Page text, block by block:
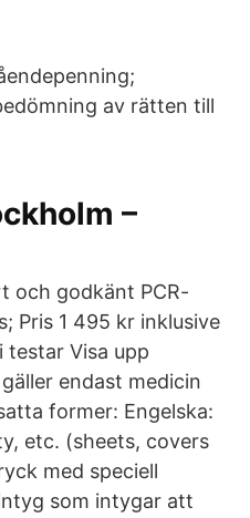
av rätten till
–
och godkänt PCR-
Pris 1 495 kr inklusive
testar Visa upp
endast medicin
former: Engelska:
etc. (sheets, covers
med speciell
som intygar att